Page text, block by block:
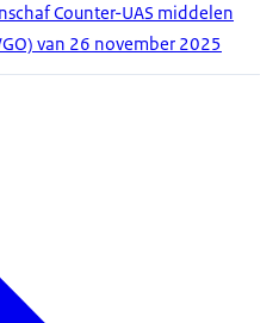
Counter-UAS middelen
van 26 november 2025